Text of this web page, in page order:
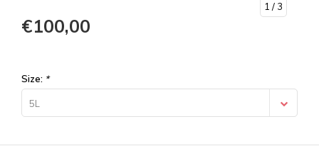
1 / 3
€100,00
Size: *
5L